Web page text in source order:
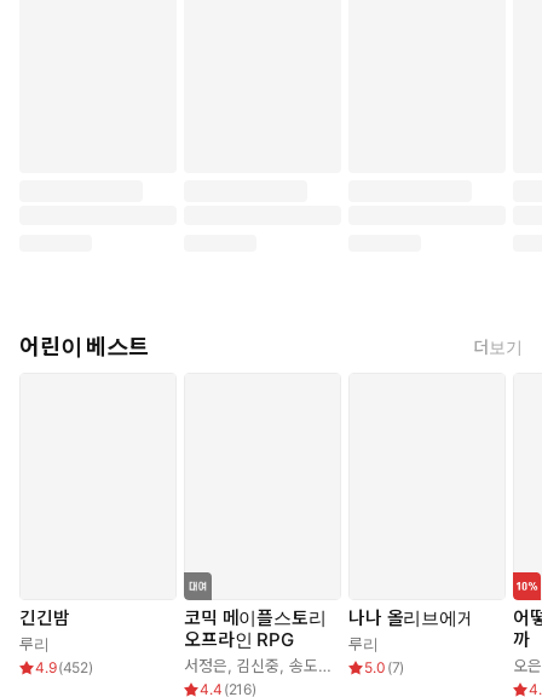
어린이 베스트 더보기
긴긴밤
루리
4.9(452)
코믹 메이플스토리
오프라인 RPG
서정은 김신중 송도수
4.4 (216)
나나 올리브에게
루리
5.0 (7)
어
까
오